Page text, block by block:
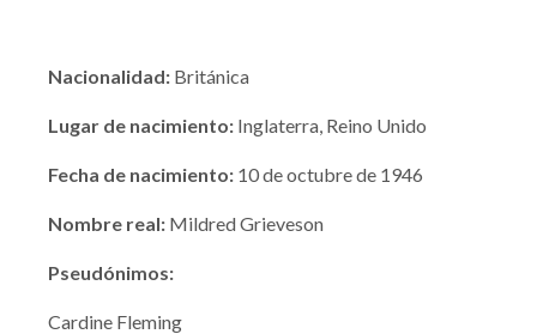
Nacionalidad: Británica
Lugar de nacimiento: Inglaterra, Reino Unido
Fecha de nacimiento: 10 de octubre de 1946
Nombre real: Mildred Grieveson
Pseudónimos:
Cardine Fleming